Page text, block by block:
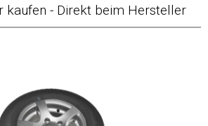
kaufen - Direkt beim Hersteller